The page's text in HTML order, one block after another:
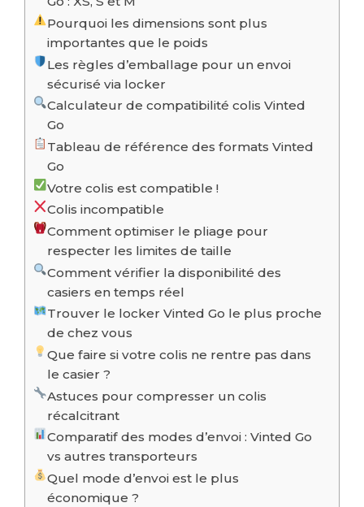
Pourquoi les dimensions sont plus
importantes que le poids
Les règles d’emballage pour un envoi
sécurisé via locker
Calculateur de compatibilité colis Vinted
Go
Tableau de référence des formats Vinted
Go
Votre colis est compatible !
Colis incompatible
Comment optimiser le pliage pour
respecter les limites de taille
Comment vérifier la disponibilité des
casiers en temps réel
Trouver le locker Vinted Go le plus proche
de chez vous
Que faire si votre colis ne rentre pas dans
le casier ?
Astuces pour compresser un colis
récalcitrant
Comparatif des modes d’envoi : Vinted Go
vs autres transporteurs
Quel mode d’envoi est le plus
économique ?